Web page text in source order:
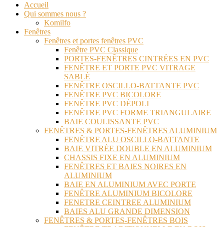
Accueil
Qui sommes nous ?
Komilfo
Fenêtres
Fenêtres et portes fenêtres PVC
Fenêtre PVC Classique
PORTES-FENÊTRES CINTRÉES EN PVC
FENÊTRE ET PORTE PVC VITRAGE
SABLÉ
FENÊTRE OSCILLO-BATTANTE PVC
FENÊTRE PVC BICOLORE
FENÊTRE PVC DÉPOLI
FENÊTRE PVC FORME TRIANGULAIRE
BAIE COULISSANTE PVC
FENÊTRES & PORTES-FENÊTRES ALUMINIUM
FENÊTRE ALU OSCILLO-BATTANTE
BAIE VITRÉE DOUBLE EN ALUMINIUM
CHASSIS FIXE EN ALUMINIUM
FENÊTRES ET BAIES NOIRES EN
ALUMINIUM
BAIE EN ALUMINIUM AVEC PORTE
FENÊTRE ALUMINIUM BICOLORE
FENETRE CEINTREE ALUMINIUM
BAIES ALU GRANDE DIMENSION
FENÊTRES & PORTES-FENÊTRES BOIS